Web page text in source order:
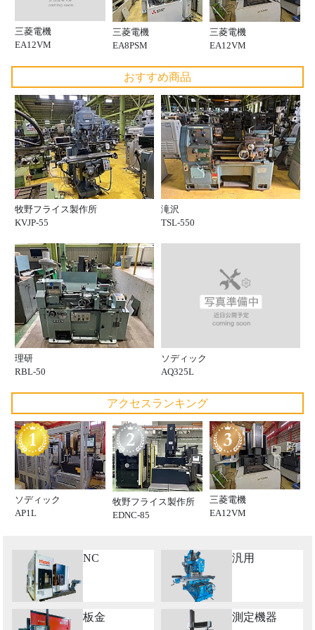
三菱電機
EA12VM
三菱電機
EA8PSM
三菱電機
EA12VM
おすすめ商品
牧野フライス製作所
KVJP-55
滝沢
TSL-550
理研
RBL-50
ソディック
AQ325L
アクセスランキング
ソディック
AP1L
牧野フライス製作所
EDNC-85
三菱電機
EA12VM
NC 汎用
板金 測定機器